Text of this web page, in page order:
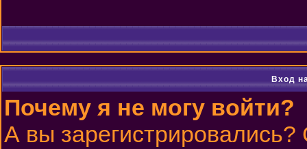
Вход
Почему я не могу войти?
А вы